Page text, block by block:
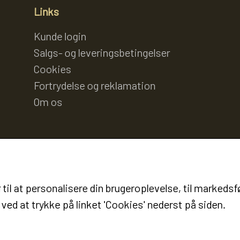
Links
Kunde login
Salgs- og leveringsbetingelser
Cookies
Fortrydelse og reklamation
Om os
at personalisere din brugeroplevelse, til
at trykke på linket 'Cookies' nederst på siden.